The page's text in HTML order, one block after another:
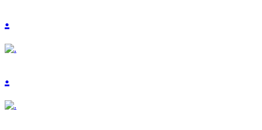
.
.